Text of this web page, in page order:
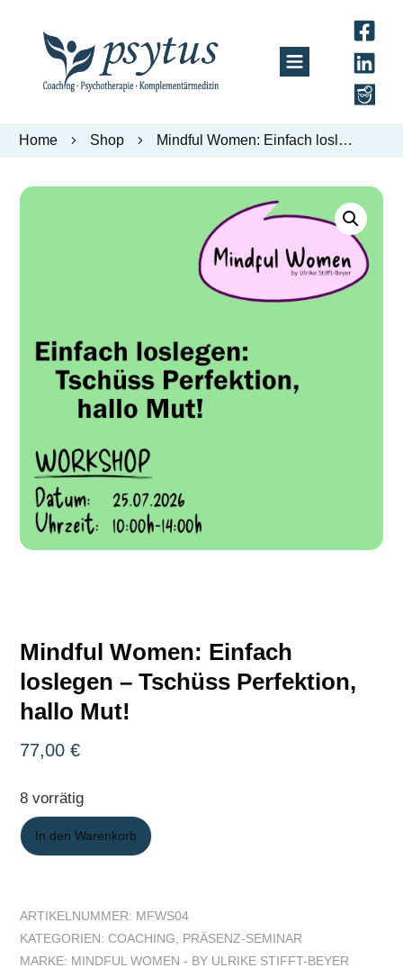
Home Shop Mindful Women: Einfach loslegen – Tschüss Perfektion, hallo Mut!
Mindful Women: Einfach
loslegen – Tschüss Perfektion,
hallo Mut!
77,00 €
8 vorrätig
In den Warenkorb
ARTIKELNUMMER: MFWS04
KATEGORIEN: COACHING
PRÄSENZ-SEMINAR
MARKE: MINDFUL WOMEN - BY ULRIKE STIFFT-BEYER